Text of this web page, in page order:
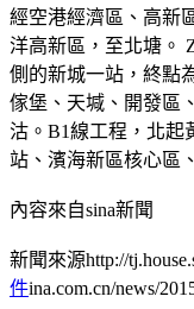
經空港經濟區、高新
洋高新區，至北塘。
側的新城一站，終點
傢堡、天堿、開發區
沽。B1線工程，北起
站、濱海新區核心區
內容來自sina新聞
新聞來源http://
件ina.com.cn/news/